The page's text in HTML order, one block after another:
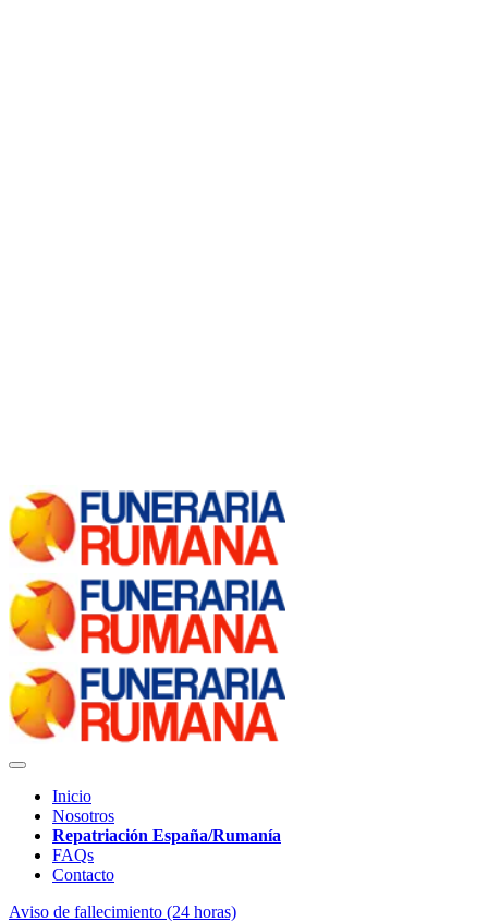
Inicio
Nosotros
Repatriación España/Rumanía
FAQs
Contacto
Aviso de fallecimiento (24 horas)